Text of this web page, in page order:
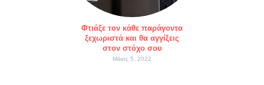
Φτιάξε τον κάθε παράγοντα
ξεχωριστά και θα αγγίξεις
στον στόχο σου
Μάιος 5, 2022